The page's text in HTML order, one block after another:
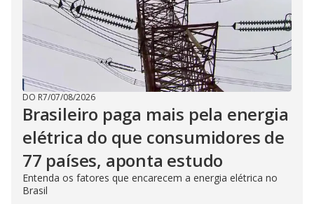
DO R7/07/08/2026
Brasileiro paga mais pela energia
elétrica do que consumidores de
77 países, aponta estudo
Entenda os fatores que encarecem a energia elétrica no
Brasil